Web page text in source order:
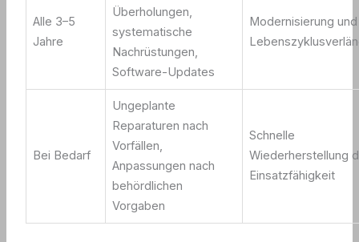
Alle 3–5
Jahre
Überholungen,
systematische
Nachrüstungen,
Software-Updates
Modernisierung und
Bei Bedarf
Ungeplante
Reparaturen nach
Vorfällen,
Anpassungen nach
behördlichen
Vorgaben
Schnelle
Wiederherstellung
Einsatzfähigkeit